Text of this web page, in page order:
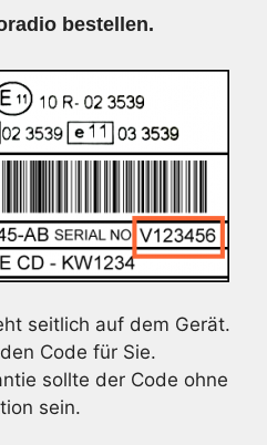
bestellen.
seitlich auf dem Gerät.
Code für Sie.
sollte der Code ohne
sein.